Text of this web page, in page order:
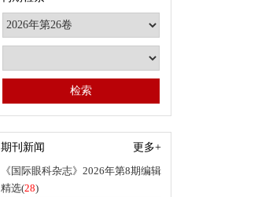
期刊新闻
更多+
《国际眼科杂志》2026年第8期编辑
精选(28)